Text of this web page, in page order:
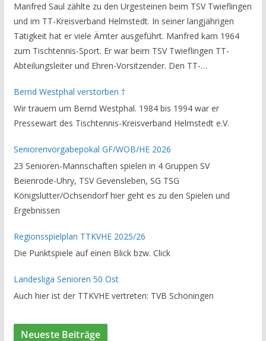
Manfred Saul zählte zu den Urgesteinen beim TSV Twieflingen
und im TT-Kreisverband Helmstedt. In seiner langjährigen
Tätigkeit hat er viele Ämter ausgeführt. Manfred kam 1964
zum Tischtennis-Sport. Er war beim TSV Twieflingen TT-
Abteilungsleiter und Ehren-Vorsitzender. Den TT-
Helmstedt unterstützte er als Staffelleiter. Zuletzt war er
Vorsitzender des Rechtsausschusses im Kreisverband. Im
stillen GedenkenH.-K. Bartels / Vorsitzender
Bernd Westphal verstorben †
Wir trauern um Bernd Westphal. 1984 bis 1994 war er
Pressewart des Tischtennis-Kreisverband Helmstedt e.V.
Seniorenvorgabepokal GF/WOB/HE 2026
23 Senioren-Mannschaften spielen in 4 Gruppen SV
Beienrode-Uhry, TSV Gevensleben, SG TSG
Königslutter/Ochsendorf hier geht es zu den Spielen und
Ergebnissen
Regionsspielplan TTKVHE 2025/26
Die Punktspiele auf einen Blick bzw. Click
Landesliga Senioren 50 Ost
Auch hier ist der TTKVHE vertreten: TVB Schöningen
Neueste Beiträge